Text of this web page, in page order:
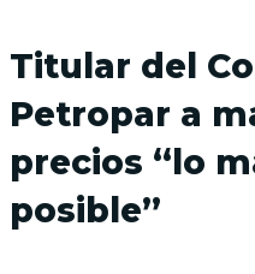
Titular del
Petropar a
precios “lo
posible”